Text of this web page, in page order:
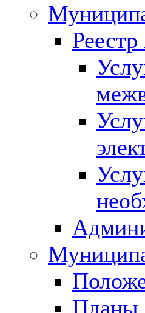
Планы